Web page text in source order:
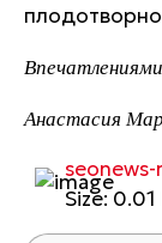
Анастасия
Size: